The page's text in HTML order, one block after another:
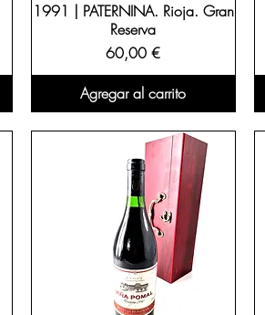
1991 | PATERNINA. Rioja. Gran
Reserva
Precio
60,00 €
Agregar al carrito